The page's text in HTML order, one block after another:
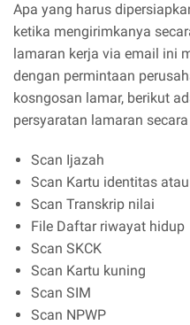
Apa yang harus
ketika mengirimkanya
lamaran kerja via email ini
dengan permintaan
kosngosan lamar, berikut
persyaratan lamaran
Scan Ijazah
Scan Kartu identitas
Scan Transkrip nilai
File Daftar riwayat hidup
Scan SKCK
Scan Kartu kuning
Scan SIM
Scan NPWP